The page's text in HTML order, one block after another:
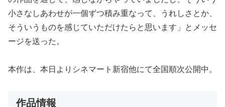
小さなしあわせが一個ずつ積み重なって、うれしさとか、
そういうものを感じていただけたらと思います」とメッセ
ージを送った。
本作は、本日よりシネマート新宿他にて全国順次公開中。
作品情報